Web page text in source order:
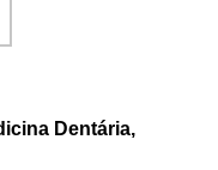
Dentária,